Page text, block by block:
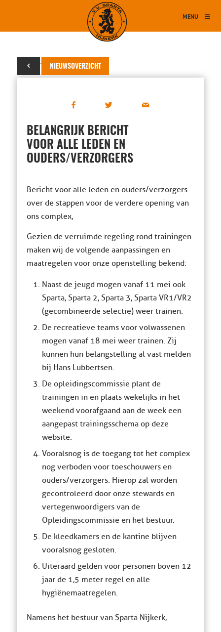
MENU
NIEUWSOVERZICHT
07 mei 2020
BELANGRIJK BERICHT
VOOR ALLE LEDEN EN
OUDERS/VERZORGERS
Bericht voor alle leden en ouders/verzorgers
over de stappen voor de verdere opening van
ons complex,
Gezien de verruimde regeling rond trainingen
maken wij de volgende aanpassingen en
maatregelen voor onze openstelling bekend:
Naast de jeugd mogen vanaf 11 mei ook
Sparta, Sparta 2, Sparta 3, Sparta VR1/VR2
(gecombineerde selectie) weer trainen.
De recreatieve teams voor volwassenen
mogen vanaf 18 mei weer trainen. Zij
kunnen hun belangstelling al vast melden
bij Hans Lubbertsen.
De opleidingscommissie plant de
trainingen in en plaats wekelijks in het
weekend voorafgaand aan de week een
aangepast trainingsschema op deze
website.
Vooralsnog is de toegang tot het complex
nog verboden voor toeschouwers en
ouders/verzorgers. Hierop zal worden
gecontroleerd door onze stewards en
vertegenwoordigers van de
Opleidingscommissie en het bestuur.
De kleedkamers en de kantine blijven
vooralsnog gesloten.
Uiteraard gelden voor personen boven 12
jaar de 1,5 meter regel en alle
hygiënemaatregelen.
Namens het bestuur van Sparta Nijkerk,